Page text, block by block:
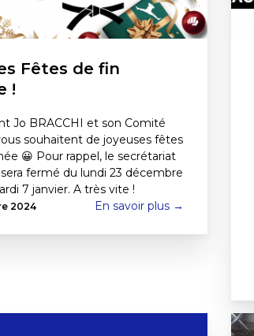
Fêtes de fin
!
Jo BRACCHI et son Comité
souhaitent de joyeuses fêtes
😀 Pour rappel, le secrétariat
fermé du lundi 23 décembre
7 janvier. A très vite !
2024 En savoir plus →